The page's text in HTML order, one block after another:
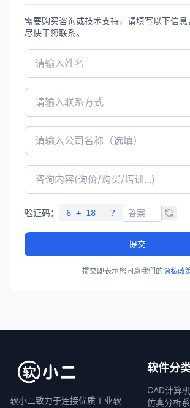
需要购买咨询或技术支持，请填写以下信
尽快于您联系。
验证码： 6 + 18 = ?
提交
提交即表示您同意我们的隐私政
软小二致力于连接优质工业软
软件分
CAD计算
仿真分析